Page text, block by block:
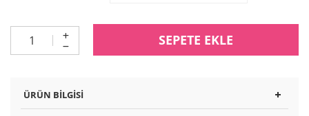
SEPETE EKLE
ÜRÜN BILGISI